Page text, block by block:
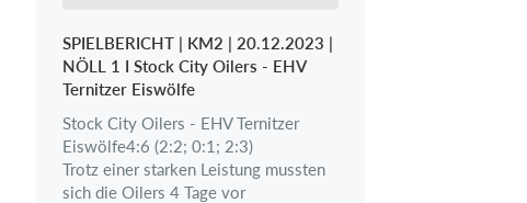
SPIELBERICHT | KM2 | 20.12.2023 |
NÖLL 1 I Stock City Oilers - EHV
Ternitzer Eiswölfe
Stock City Oilers - EHV Ternitzer
Eiswölfe4:6 (2:2; 0:1; 2:3)
Trotz einer starken Leistung mussten
sich die Oilers 4 Tage vor